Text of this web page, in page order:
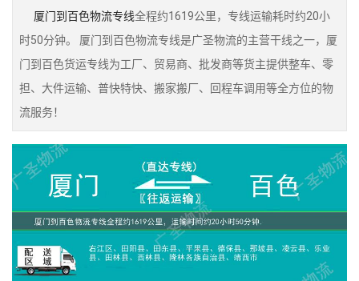
厦门到百色物流专线全程约1619公里，专线运输耗时约20小
时50分钟。 厦门到百色物流专线是广圣物流的主营干线之一，厦
门到百色货运专线为工厂、贸易商、批发商等货主提供整车、零
担、大件运输、普快特快、搬家搬厂、回程车调用等全方位的物
流服务！